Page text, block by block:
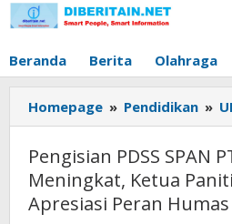
Lewati
ke
Beranda Berita Olahraga
Homepage » Pendidikan »
Pengisian PDSS SPAN
Meningkat, Ketua
Apresiasi Peran Humas